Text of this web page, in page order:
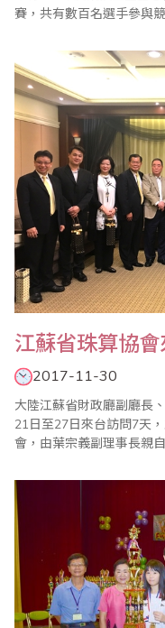
賽，共有數百名選手參與
江蘇省珠算協
2017-11-30
大陸江蘇省財政廳副廳長
21日至27日來台訪問7天
會，由葉宗義副理事長親
算功能、幼兒智力開發的
細胞的活動，預防失智症
2012年珠心算實驗工作啟